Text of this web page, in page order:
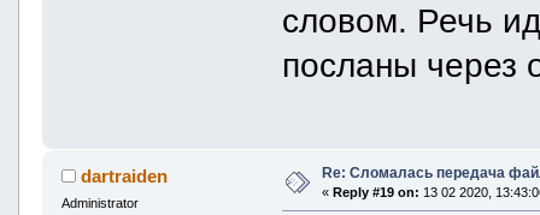
словом. Речь
посланы через
dartraiden
Administrator
Re: Сломалась передача
« Reply #19 on: 13 02 2020,